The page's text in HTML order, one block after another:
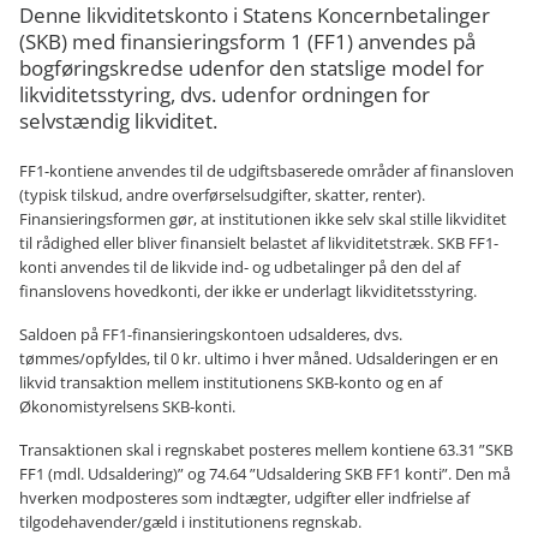
Denne likviditetskonto i Statens Koncernbetalinger
(SKB) med finansieringsform 1 (FF1) anvendes på
bogføringskredse udenfor den statslige model for
likviditetsstyring, dvs. udenfor ordningen for
selvstændig likviditet.
FF1-kontiene anvendes til de udgiftsbaserede områder af finansloven
(typisk tilskud, andre overførselsudgifter, skatter, renter).
Finansieringsformen gør, at institutionen ikke selv skal stille likviditet
til rådighed eller bliver finansielt belastet af likviditetstræk. SKB FF1-
konti anvendes til de likvide ind- og udbetalinger på den del af
finanslovens hovedkonti, der ikke er underlagt likviditetsstyring.
Saldoen på FF1-finansieringskontoen udsalderes, dvs.
tømmes/opfyldes, til 0 kr. ultimo i hver måned. Udsalderingen er en
likvid transaktion mellem institutionens SKB-konto og en af
Økonomistyrelsens SKB-konti.
Transaktionen skal i regnskabet posteres mellem kontiene 63.31 ”SKB
FF1 (mdl. Udsaldering)” og 74.64 ”Udsaldering SKB FF1 konti”. Den må
hverken modposteres som indtægter, udgifter eller indfrielse af
tilgodehavender/gæld i institutionens regnskab.